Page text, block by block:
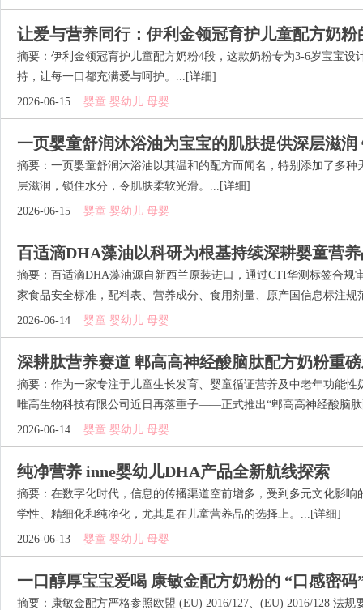
让爱与营养同行：伊利金领冠育护儿童配方奶粉
摘要：伊利金领冠育护儿童配方奶粉4段，这款奶粉专为3-6岁宝宝设
持，让每一口都充满爱与呵护。... [详细]
2026-06-15 婴童 婴幼儿 母婴
一页婴童舒润沐浴油为宝宝的肌肤提供深层滋润
摘要：一页婴童舒润沐浴油以其温和的配方而闻名，特别添加了多
层滋润，锁住水分，令肌肤柔软光滑。... [详细]
2026-06-15 婴童 婴幼儿 母婴
百适滴DHA藻油以科研为根基持续深耕婴童营
摘要：百适滴DHA藻油源自新西兰原装进口，通过CTI华测标签合规
家食品安全标准，配料表、营养成分、食用剂量、原产国信息标注规
2026-06-14 婴童 婴幼儿 母婴
深耕肽营养赛道 郫高高神经酸脑肽配方奶粉重
摘要：作为一家专注于儿童生长发育、婴童循证营养及中老年功能
唯高生物科技有限公司近日再落重子——正式推出“郫高高神经酸脑
2026-06-14 婴童 婴幼儿 母婴
纯净营养 inne婴幼儿DHA产品全新航线探索
摘要：在数字化时代，信息的传播渠道空前增多，受到多元文化影
学性、精细化和纯净化，尤其是在儿童营养品的选择上。... [详细]
2026-06-13 婴童 婴幼儿 母婴
一口醇厚宝宝爱喝 康敏金配方奶粉的 “口感密码
摘要：康敏金配方严格参照欧盟 (EU) 2016/127、(EU) 2016/128 法规